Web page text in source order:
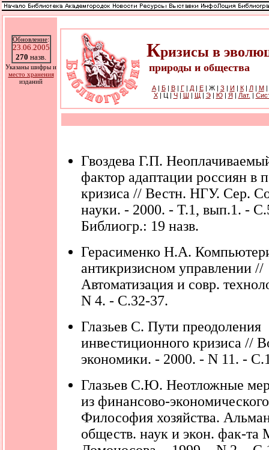
Обновление:
23.06.2005
270 назв.
Указаны шифры и
место хранения
изданий
Кризисы в
природы и общества
А| Б| В| Г| Д| Е| Ж | З | И | К| Л| М|
Х| Ц | Ч| Ш| Щ | Э| Ю| Я | Лат. |
Гвоздева Г.П.
фактор адаптации россиян в
кризиса // Вестн. НГУ. Сер.
науки. - 2000. - Т.1, вып.1. -
Библиогр.: 19 назв.
Герасименко Н.А.
антикризисном управлении //
Автоматизация и совр.
N 4. - С.32-37.
Глазьев С. Пути преодоления
инвестиционного кризиса //
экономики. - 2000. - N 11. -
Глазьев С.Ю. Неотложные
из финансово-
Философия хозяйства.
обществ. наук и экон. фак-